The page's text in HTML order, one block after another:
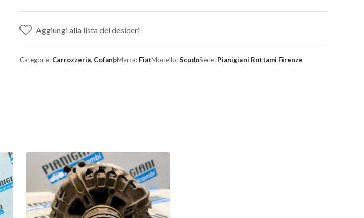
Aggiungi alla lista dei desideri
Categorie: Carrozzeria, CofanoMarca: FiatModello:ScudoSede: Pianigiani Rottami Firenze